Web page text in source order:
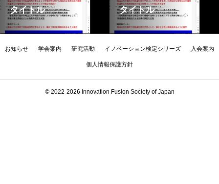
タイトル タイトル
お知らせ 学会案内 研究活動 イノベーション検定シリーズ 入会案内
個人情報保護方針
© 2022-2026 Innovation Fusion Society of Japan